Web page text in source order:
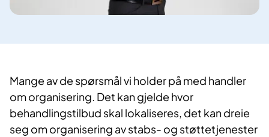
​Mange av de spørsmål vi holder på med handler
om organisering. Det kan gjelde hvor
behandlingstilbud skal lokaliseres, det kan dreie
seg om organisering av stabs- og støttetjenester